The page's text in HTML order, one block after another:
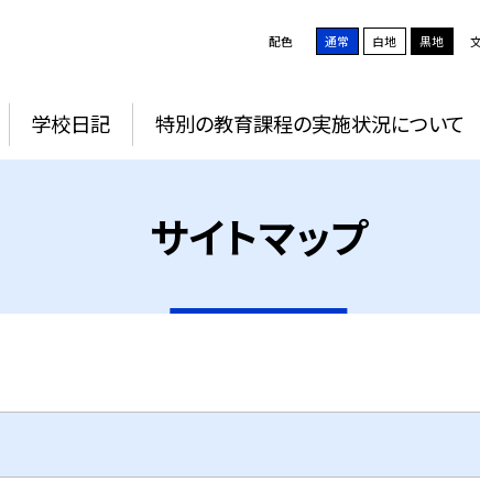
配色 通常 白地 黒地
学校日記 特別の教育課程の実施状況について
サイトマップ